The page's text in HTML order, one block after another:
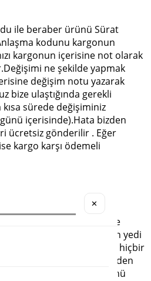
ile beraber ürünü Sürat
kodunu kargonun
kargonun içerisine not olarak
ne şekilde yapmak
değişim notu yazarak
bize ulaştığında gerekli
sürede değişiminiz
içerisinde).Hata bizden
ücretsiz gönderilir . Eğer
kargo karşı ödemeli
'nin 8. Maddesine
aldığı tarihten itibaren yedi
üstlenmeksizin ve hiçbir
reddederek sözleşmeden
. Buna göre, müşteri, ürünü
✕